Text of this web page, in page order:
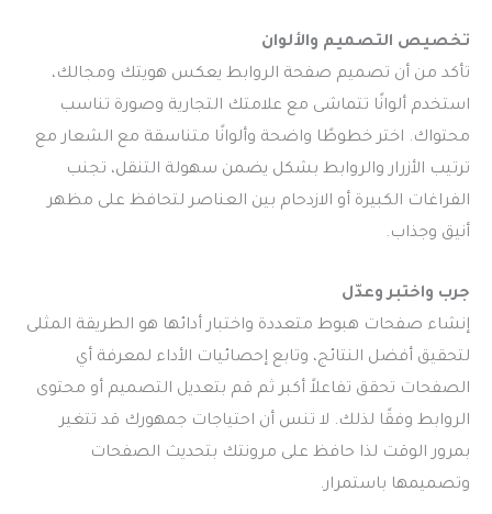
تخصيص التصميم والألوان
تأكد من أن تصميم صفحة الروابط يعكس هويتك ومجالك،
استخدم ألوانًا تتماشى مع علامتك التجارية وصورة تناسب
محتواك. اختر خطوطًا واضحة وألوانًا متناسقة مع الشعار مع
ترتيب الأزرار والروابط بشكل يضمن سهولة التنقل، تجنب
الفراغات الكبيرة أو الازدحام بين العناصر لتحافظ على مظهر
أنيق وجذاب.
جرب واختبر وعدّل
إنشاء صفحات هبوط متعددة واختبار أدائها هو الطريقة المثلى
لتحقيق أفضل النتائج، وتابع إحصائيات الأداء لمعرفة أي
الصفحات تحقق تفاعلاً أكبر ثم قم بتعديل التصميم أو محتوى
الروابط وفقًا لذلك. لا تنس أن احتياجات جمهورك قد تتغير
بمرور الوقت لذا حافظ على مرونتك بتحديث الصفحات
وتصميمها باستمرار.